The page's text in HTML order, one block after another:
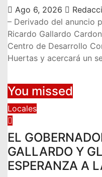
Ago 6, 2026
– Derivado del anuncio
Ricardo Gallardo
Centro de Desarrollo
Huertas y acercará un
You missed
Locales
EL
GALLARDO Y
ESPERANZA A